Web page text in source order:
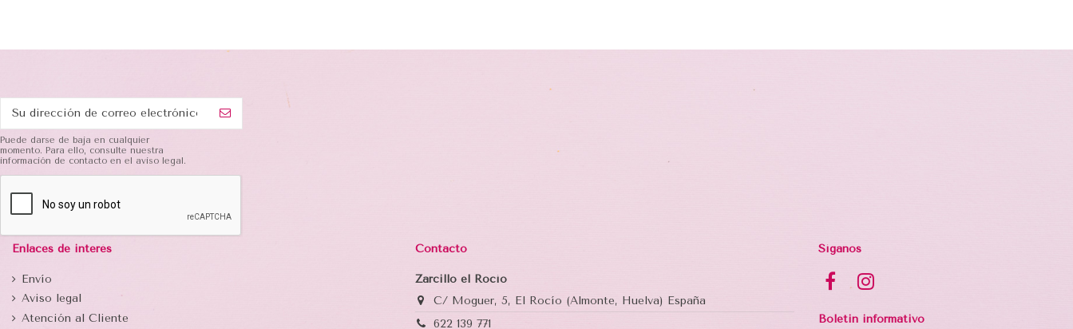
Puede darse de baja en cualquier
momento. Para ello, consulte nuestra
información de contacto en el aviso legal.
Enlaces de interés
Envío
Aviso legal
Atención al Cliente
Contacto
Zarcillo el Rocío
C/ Moguer, 5, El Rocío (Almonte, Huelva) España
622 139 771
Síganos
Boletin informativo